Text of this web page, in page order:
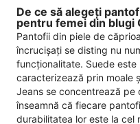
De ce să alegeți
pentru femei din blugi
Pantofii din piele de
încrucișați se disting nu
funcționalitate. Suede
caracterizează prin moale
Jeans se concentrează pe
înseamnă că fiecare
durabilitatea lor este la cel